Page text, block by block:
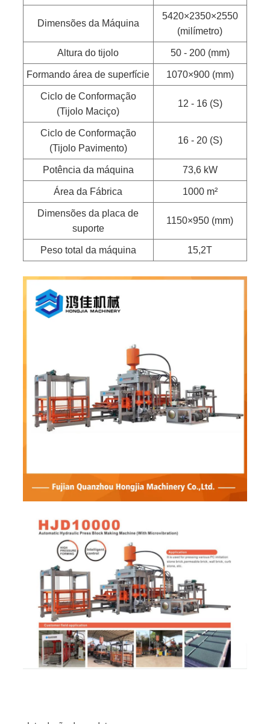
Dimensões da Máquina
5420×2350×2550
(milímetro)
Altura do tijolo 50 - 200 (mm)
Formando área de superfície 1070×900 (mm)
Ciclo de Conformação
(Tijolo Maciço)
12 - 16 (S)
Ciclo de Conformação
(Tijolo Pavimento)
16 - 20 (S)
Potência da máquina 73,6 kW
Área da Fábrica 1000 m²
Dimensões da placa de
suporte
1150×950 (mm)
Peso total da máquina 15,2T